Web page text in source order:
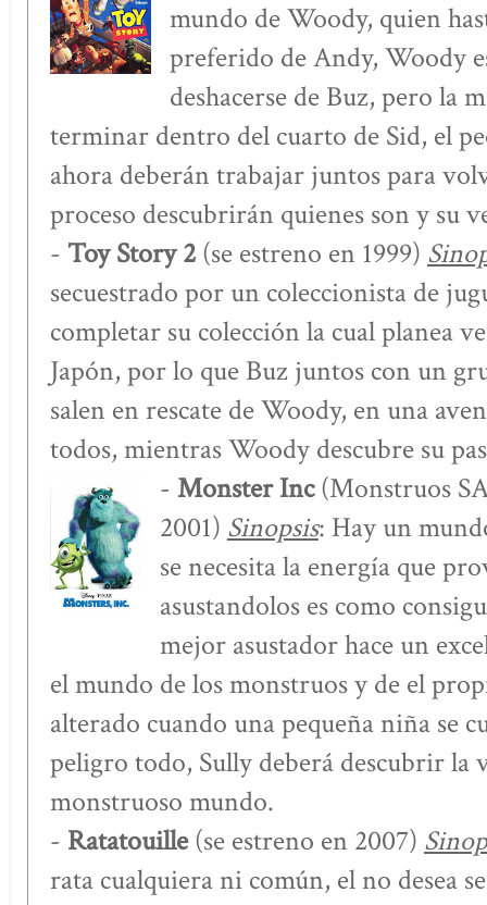
mundo de Woody, quien
preferido de Andy, Woody
deshacerse de Buz, pero la
terminar dentro del cuarto de Sid, el
ahora deberán trabajar juntos para
proceso descubrirán quienes son y su
- Toy Story 2 (se estreno en 1999)
secuestrado por un coleccionista de
completar su colección la cual planea
Japón, por lo que Buz juntos con un
salen en rescate de Woody, en una
todos, mientras Woody descubre su
- Monster Inc(Monstruos
2001) Sinopsis: Hay un
se necesita la energía que
asustandolos es como
mejor asustador hace un
el mundo de los monstruos y de el
alterado cuando una pequeña niña se
peligro todo, Sully deberá descubrir la
monstruoso mundo.
- Ratatouille(se estreno en 2007)
rata cualquiera ni común, el no desea